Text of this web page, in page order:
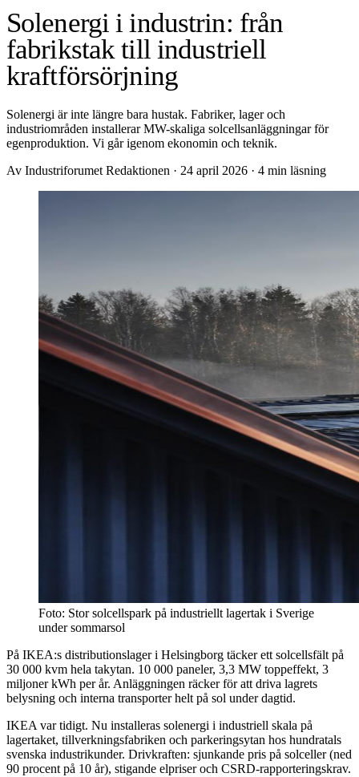
Solenergi i industrin: från
fabrikstak till industriell
kraftförsörjning
Solenergi är inte längre bara hustak. Fabriker, lager och
industriområden installerar MW-skaliga solcellsanläggningar för
egenproduktion. Vi går igenom ekonomin och teknik.
Av Industriforumet Redaktionen · 24 april 2026 · 4 min läsning
Foto: Stor solcellspark på industriellt lagertak i Sverige
under sommarsol
På IKEA:s distributionslager i Helsingborg täcker ett solcellsfält på
30 000 kvm hela takytan. 10 000 paneler, 3,3 MW toppeffekt, 3
miljoner kWh per år. Anläggningen räcker för att driva lagrets
belysning och interna transporter helt på sol under dagtid.
IKEA var tidigt. Nu installeras solenergi i industriell skala på
lagertaket, tillverkningsfabriken och parkeringsytan hos hundratals
svenska industrikunder. Drivkraften: sjunkande pris på solceller (ned
90 procent på 10 år), stigande elpriser och CSRD-rapporteringskrav.